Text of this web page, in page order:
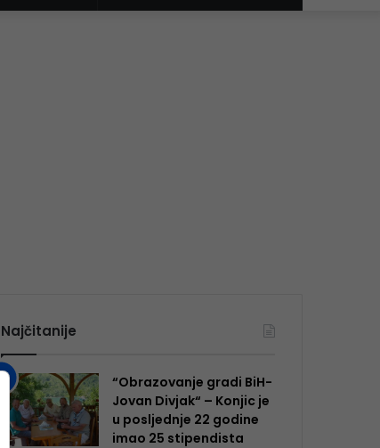
Najčitanije
“Obrazovanje gradi BiH-
Jovan Divjak“ – Konjic je
u posljednje 22 godine
imao 25 ​​stipendista